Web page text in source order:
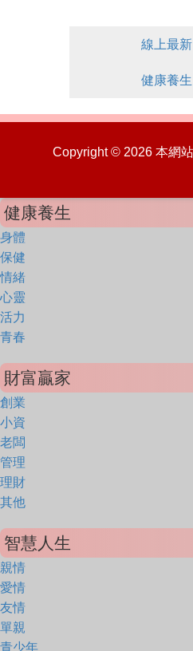
線上最新
健康養生
Copyright © 2026 本網
健康養生
身體
保健
情緒
心靈
活力
青春
財富贏家
創業
小資
老闆
管理
理財
其他
智慧人生
親情
愛情
友情
單親
青少年